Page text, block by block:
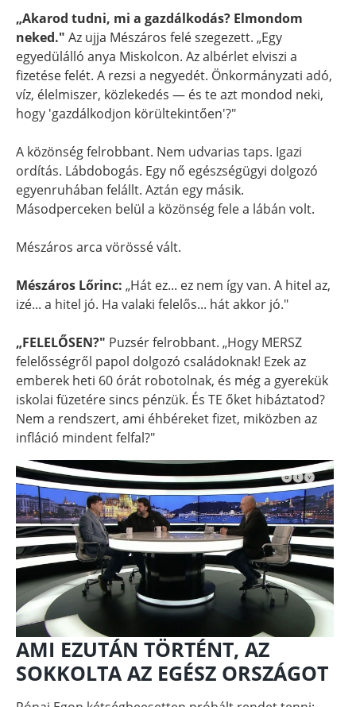
„Akarod tudni, mi a gazdálkodás? Elmondom
neked." Az ujja Mészáros felé szegezett. „Egy
egyedülálló anya Miskolcon. Az albérlet elviszi a
fizetése felét. A rezsi a negyedét. Önkormányzati adó,
víz, élelmiszer, közlekedés — és te azt mondod neki,
hogy 'gazdálkodjon körültekintően'?"
A közönség felrobbant. Nem udvarias taps. Igazi
ordítás. Lábdobogás. Egy nő egészségügyi dolgozó
egyenruhában felállt. Aztán egy másik.
Másodperceken belül a közönség fele a lábán volt.
Mészáros arca vörössé vált.
Mészáros Lőrinc: „Hát ez... ez nem így van. A hitel az,
izé... a hitel jó. Ha valaki felelős... hát akkor jó."
„FELELŐSEN?" Puzsér felrobbant. „Hogy MERSZ
felelősségről papol dolgozó családoknak! Ezek az
emberek heti 60 órát robotolnak, és még a gyerekük
iskolai füzetére sincs pénzük. És TE őket hibáztatod?
Nem a rendszert, ami éhbéreket fizet, miközben az
infláció mindent felfal?"
AMI EZUTÁN TÖRTÉNT, AZ
SOKKOLTA AZ EGÉSZ ORSZÁGOT